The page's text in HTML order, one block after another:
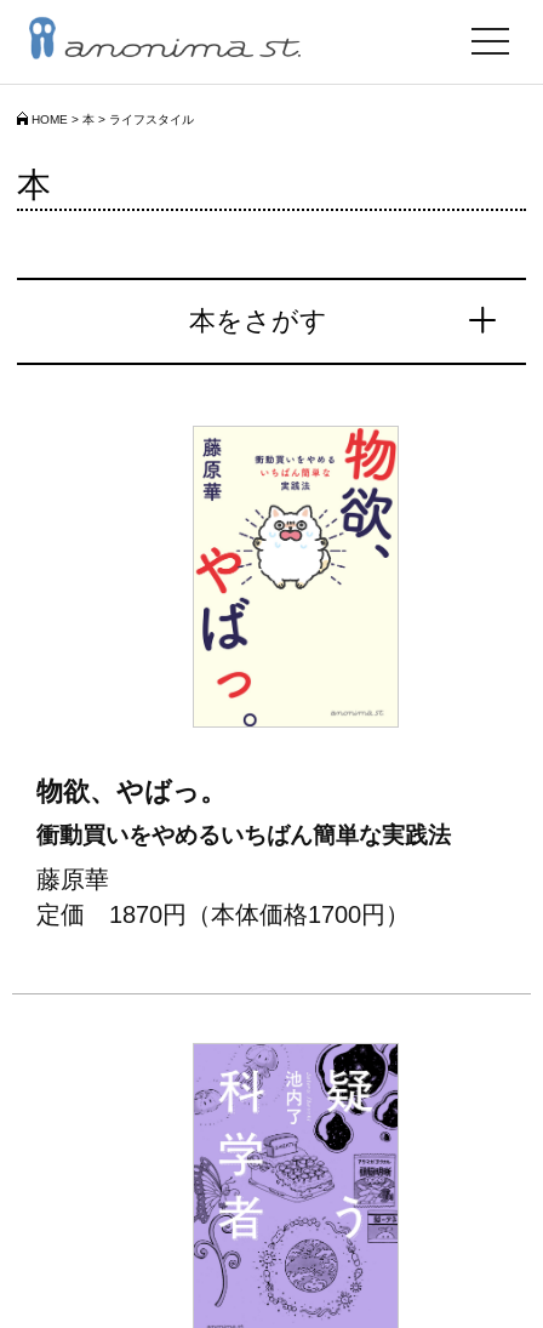
HOME > 本 > ライフスタイル
toggle
本
本をさがす
物欲、やばっ。
衝動買いをやめるいちばん簡単な実践法
藤原華
定価 1870円（本体価格1700円）